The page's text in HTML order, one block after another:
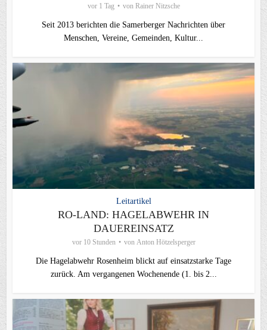
vor 1 Tag von Rainer Nitzsche
Seit 2013 berichten die Samerberger Nachrichten über
Menschen, Vereine, Gemeinden, Kultur...
Leitartikel
RO-LAND: HAGELABWEHR IN
DAUEREINSATZ
vor 10 Stunden von Anton Hötzelsperger
Die Hagelabwehr Rosenheim blickt auf einsatzstarke Tage
zurück. Am vergangenen Wochenende (1. bis 2...